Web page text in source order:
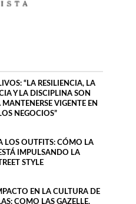
“LA RESILIENCIA, LA
Y LA DISCIPLINA SON
MANTENERSE VIGENTE EN
NEGOCIOS”
LOS OUTFITS: CÓMO LA
IMPULSANDO LA
STYLE
EN LA CULTURA DE
COMO LAS GAZELLE,